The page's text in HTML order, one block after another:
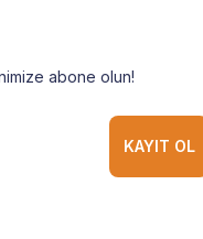
abone olun!
KAYIT OL